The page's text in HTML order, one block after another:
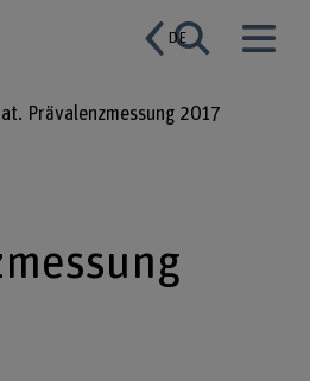
DE
Prävalenzmessung 2017